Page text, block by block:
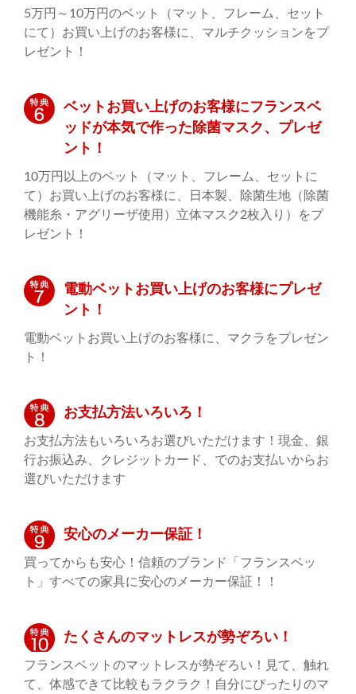
5万円～10万円のベット（マット、フレーム、セット
にて）お買い上げのお客様に、マルチクッションをプ
レゼント！
ベットお買い上げのお客様にフランスベ
ッドが本気で作った除菌マスク、プレゼ
ント！
10万円以上のベット（マット、フレーム、セットに
て）お買い上げのお客様に、日本製、除菌生地（除菌
機能糸・アグリーザ使用）立体マスク2枚入り）をプ
レゼント！
電動ベットお買い上げのお客様にプレゼ
ント！
電動ベットお買い上げのお客様に、マクラをプレゼン
ト！
お支払方法いろいろ！
お支払方法もいろいろお選びいただけます！現金、銀
行お振込み、クレジットカード、でのお支払いからお
選びいただけます
安心のメーカー保証！
買ってからも安心！信頼のブランド「フランスベッ
ト」すべての家具に安心のメーカー保証！！
たくさんのマットレスが勢ぞろい！
フランスベットのマットレスが勢ぞろい！見て、触れ
て、体感できて比較もラクラク！自分にぴったりのマ